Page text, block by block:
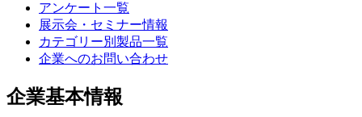
アンケート一覧
展示会・セミナー情報
カテゴリー別製品一覧
企業へのお問い合わせ
企業基本情報